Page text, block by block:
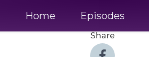
Home Episodes
Share